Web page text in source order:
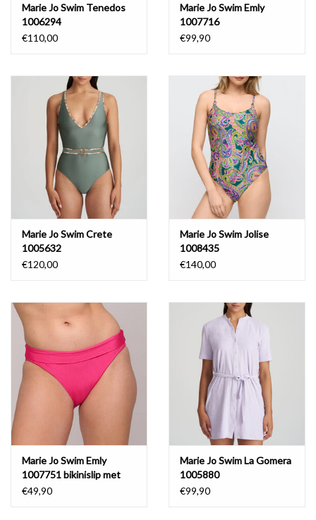
Marie Jo Swim Tenedos
1006294
€110,00
Marie Jo Swim Emly
1007716
€99,90
Marie Jo Swim Crete
1005632
€120,00
Marie Jo Swim Jolise
1008435
€140,00
Marie Jo Swim Emly
1007751 bikinislip met
omslag
€49,90
Marie Jo Swim La Gomera
1005880
€99,90